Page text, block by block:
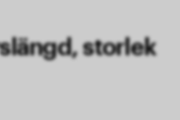
storlek